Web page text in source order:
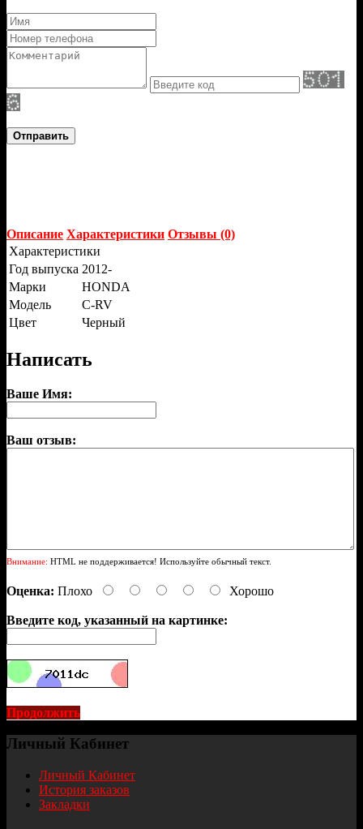
Отправить
Описание Характеристики Отзывы (0)
Характеристики
Год выпуска 2012-
Марки
HONDA
Модель
C-RV
Цвет
Черный
Написать
Ваше Имя:
Ваш отзыв:
Внимание: HTML не поддерживается! Используйте обычный текст.
Оценка: Плохо Хорошо
Введите код, указанный на картинке:
Продолжить
Личный Кабинет
Личный Кабинет
История заказов
Закладки